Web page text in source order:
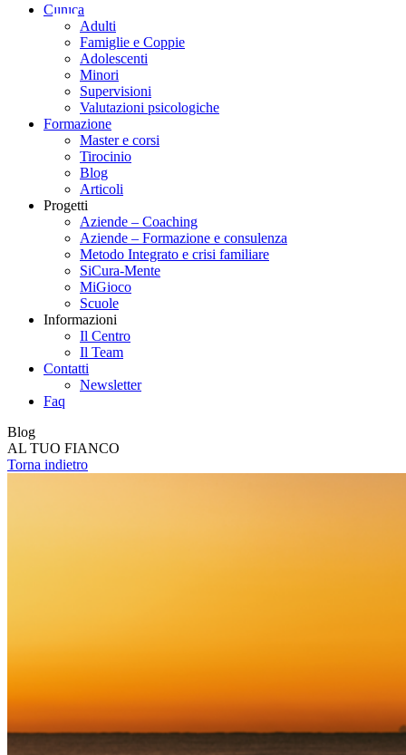
Clinica
Adulti
Famiglie e Coppie
Adolescenti
Minori
Supervisioni
Valutazioni psicologiche
Formazione
Master e corsi
Tirocinio
Blog
Articoli
Progetti
Aziende – Coaching
Aziende – Formazione e consulenza
Metodo Integrato e crisi familiare
SiCura-Mente
MiGioco
Scuole
Informazioni
Il Centro
Il Team
Contatti
Newsletter
Faq
Blog
AL TUO FIANCO
Torna indietro